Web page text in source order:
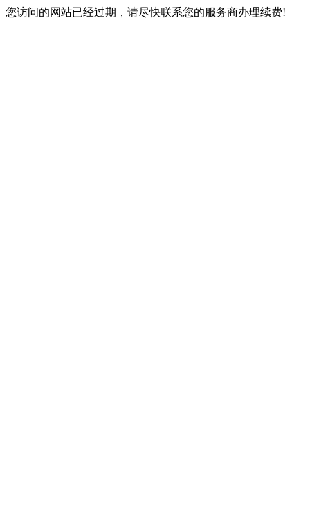
您访问的网站已经过期，请尽快联系您的服务商办理续费!